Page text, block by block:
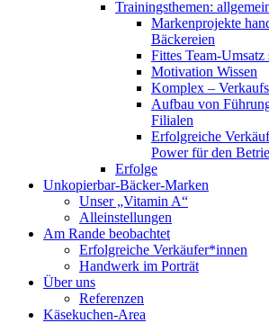
Trainingsthemen:
Markenprojekte
Bäckereien
Fittes Team-Umsatz
Motivation Wissen
Komplex –
Aufbau von
Filialen
Erfolgreiche
Power für den
Erfolge
Unkopierbar-Bäcker-Marken
Unser „Vitamin A“
Alleinstellungen
Am Rande beobachtet
Erfolgreiche Verkäufer*innen
Handwerk im Porträt
Über uns
Referenzen
Käsekuchen-Area